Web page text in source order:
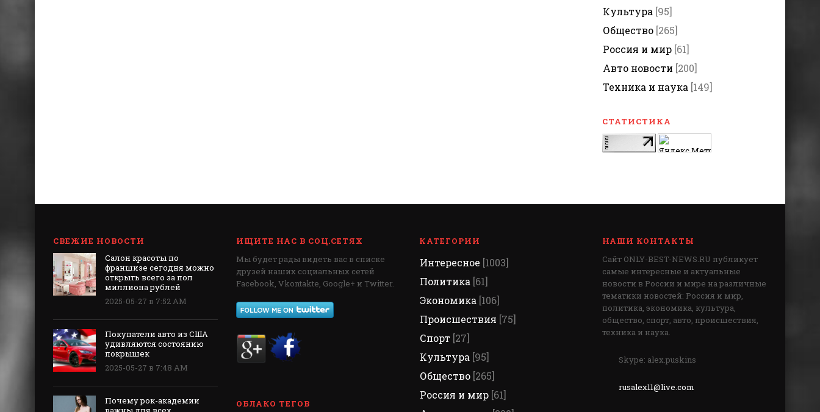
Культура [95]
Общество [265]
Россия и мир [61]
Авто новости [200]
Техника и наука [149]
СТАТИСТИКА
СВЕЖИЕ НОВОСТИ
Салон красоты по
франшизе сегодня можно
открыть всего за пол
миллиона рублей
2025-05-27 в 7:52 AM
Покупатели авто из США
удивляются состоянию
покрышек
2025-05-27 в 7:48 AM
Почему рок-академии
ИЩИТЕ НАС В СОЦ.СЕТЯХ
Мы будет рады видеть вас в списке
друзей наших социальных сетей
Facebook, Vkontakte, Google+ и Twitter.
ОБЛАКО ТЕГОВ
КАТЕГОРИИ
Интересное [1003]
Политика [61]
Экономика [106]
Происшествия [75]
Спорт [27]
Культура [95]
Общество [265]
Россия и мир [61]
НАШИ КОНТАКТЫ
Сайт ONLY-BEST-NEWS.RU публикует
самые интересные и актуальные
новости в России и мире на различные
тематики новостей: Россия и мир,
политика, экономика, культура,
общество, спорт, авто, происшествия,
техника и наука.
Skype: alex.puskins
rusalex11@live.com